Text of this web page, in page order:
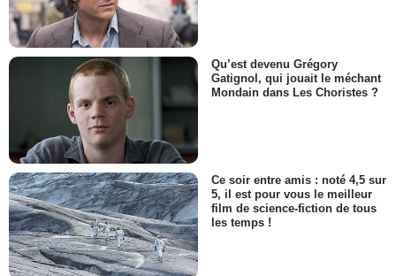
Qu’est devenu Grégory
Gatignol, qui jouait le méchant
Mondain dans Les Choristes ?
Ce soir entre amis : noté 4,5 sur
5, il est pour vous le meilleur
film de science-fiction de tous
les temps !